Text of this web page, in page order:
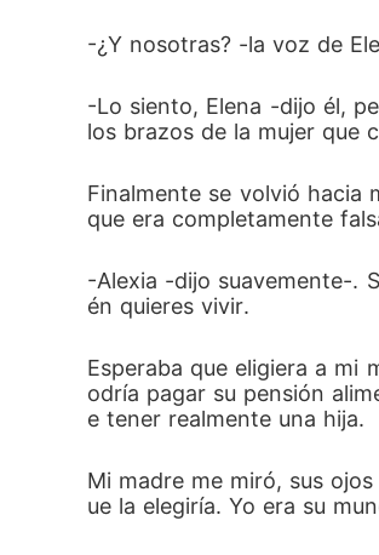
-¿Y nosotras? -la voz de
-Lo siento, Elena -dijo él,
los brazos de la mujer que
Finalmente se volvió hacia
que era completamente
-Alexia -dijo suavemente-.
én quieres vivir.
Esperaba que eligiera a mi
odría pagar su pensión
e tener realmente una hija.
Mi madre me miró, sus
ue la elegiría. Yo era su